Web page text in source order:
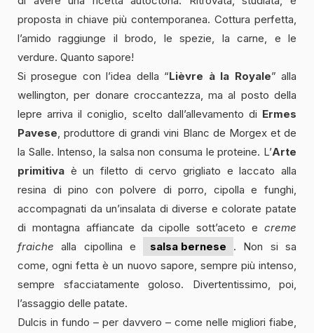
proposta in chiave più contemporanea. Cottura perfetta,
l’amido raggiunge il brodo, le spezie, la carne, e le
verdure. Quanto sapore!
Si prosegue con l’idea della “Lièvre à la Royale” alla
wellington, per donare croccantezza, ma al posto della
lepre arriva il coniglio, scelto dall’allevamento di Ermes
Pavese, produttore di grandi vini Blanc de Morgex et de
la Salle. Intenso, la salsa non consuma le proteine. L’Arte
primitiva è un filetto di cervo grigliato e laccato alla
resina di pino con polvere di porro, cipolla e funghi,
accompagnati da un’insalata di diverse e colorate patate
di montagna affiancate da cipolle sott’aceto e creme
fraiche alla cipollina e salsa bernese
. Non si sa
come, ogni fetta è un nuovo sapore, sempre più intenso,
sempre sfacciatamente goloso. Divertentissimo, poi,
l’assaggio delle patate.
Dulcis in fundo – per davvero – come nelle migliori fiabe,